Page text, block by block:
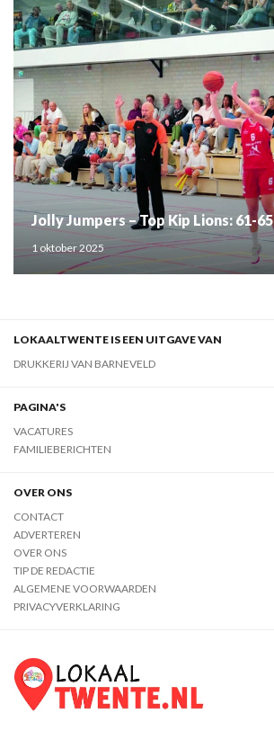
Jolly Jumpers – Top Kip Lions: 61-65
1 oktober 2025
LOKAALTWENTE IS EEN UITGAVE VAN
DRUKKERIJ VAN BARNEVELD
PAGINA'S
VACATURES
FAMILIEBERICHTEN
OVER ONS
CONTACT
ADVERTEREN
OVER ONS
TIP DE REDACTIE
ALGEMENE VOORWAARDEN
PRIVACYVERKLARING